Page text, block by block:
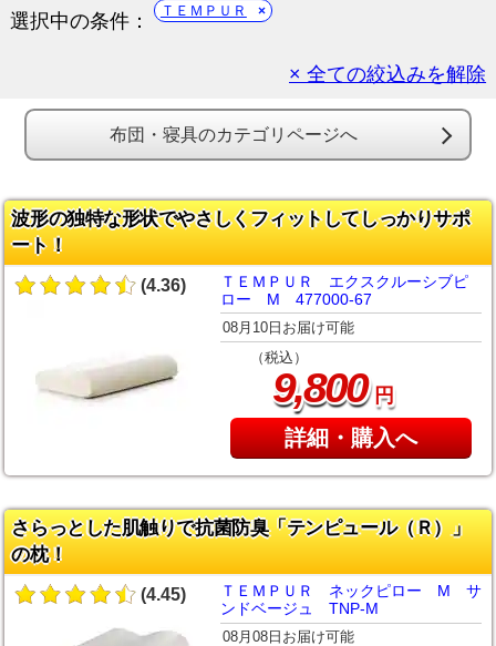
選択中の条件： ＴＥＭＰＵＲ
× 全ての絞込みを解除
布団・寝具のカテゴリページへ
波形の独特な形状でやさしくフィットしてしっかりサポ
ート！
(4.36)
ＴＥＭＰＵＲ エクスクルーシブピ
ロー M 477000-67
08月10日お届け可能
（税込）
9,800円
詳細・購入へ
さらっとした肌触りで抗菌防臭「テンピュール（Ｒ）」
の枕！
(4.45)
ＴＥＭＰＵＲ ネックピロー M サ
ンドベージュ TNP-M
08月08日お届け可能